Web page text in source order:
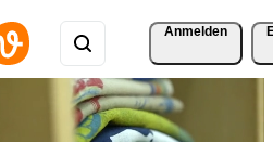
Anmelden